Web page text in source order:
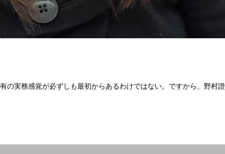
感覚が必ずしも最初からあるわけではない。ですから